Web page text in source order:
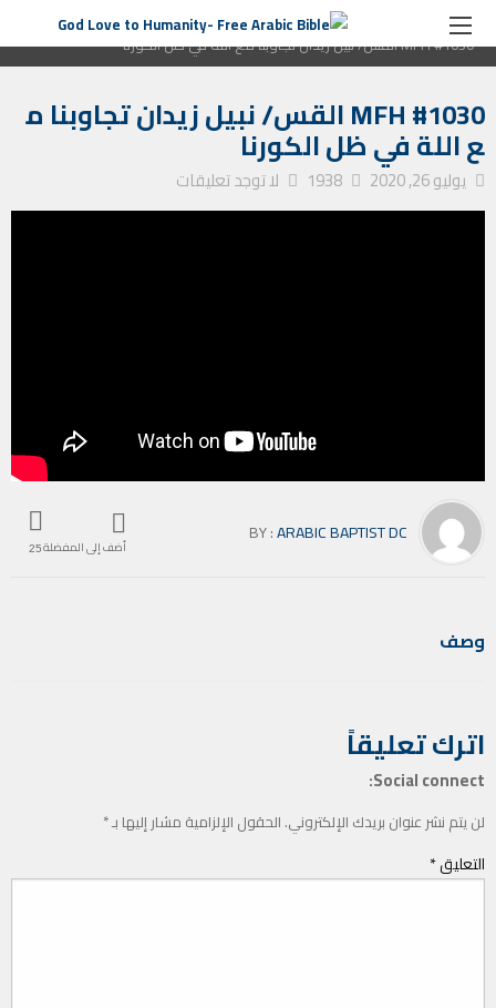
الصفحة الرئيسية
برنامج رسالة من القلب
MFH #1030 القس/ نبيل زيدان تجاوبنا مع اللة في ظل الكورنا
MFH #1030 القس/ نبيل زيدان تجاوبنا م
ع اللة في ظل الكورنا
يوليو 26, 2020 1938 لا توجد تعليقات
أضف إلى المفضلة25
BY :ARABIC BAPTIST DC
وصف
اترك تعليقاً
Social connect:
لن يتم نشر عنوان بريدك الإلكتروني. الحقول الإلزامية مشار إليها بـ*
التعليق*